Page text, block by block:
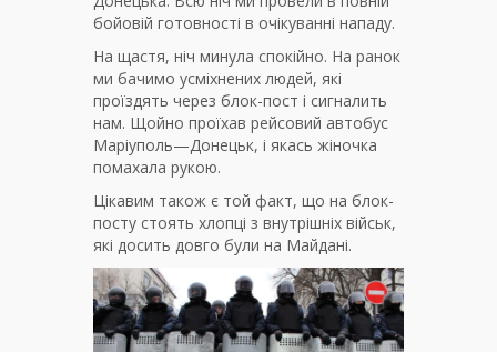
бойовій готовності в очікуванні нападу.
На щастя, ніч минула спокійно. На ранок
ми бачимо усміхнених людей, які
проїздять через блок-пост і сигналить
нам. Щойно проїхав рейсовий автобус
Маріуполь—Донецьк, і якась жіночка
помахала рукою.
Цікавим також є той факт, що на блок-
посту стоять хлопці з внутрішніх військ,
які досить довго були на Майдані.